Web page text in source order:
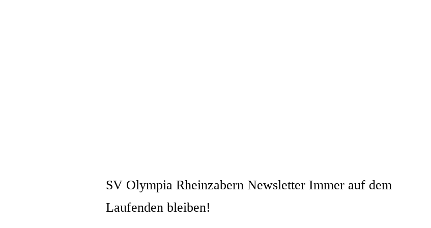
SV Olympia Rheinzabern Newsletter Immer auf dem
Laufenden bleiben!